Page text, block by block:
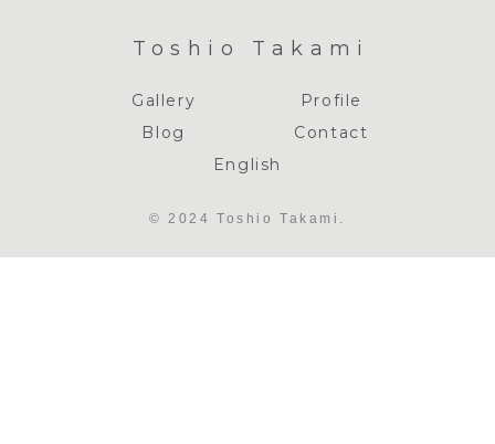
Toshio Takami
Gallery
Profile
Blog
Contact
English
© 2024 Toshio Takami.